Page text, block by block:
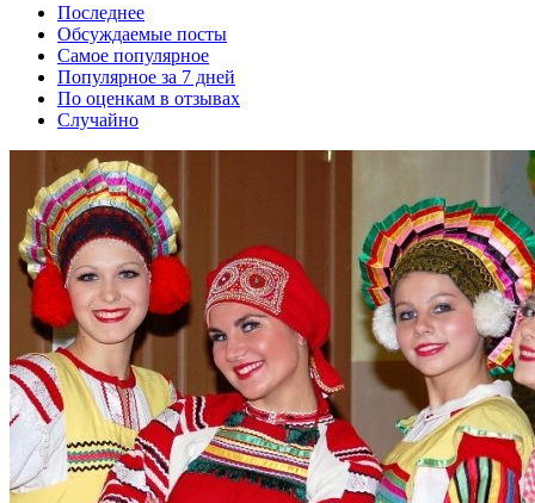
Последнее
Обсуждаемые посты
Самое популярное
Популярное за 7 дней
По оценкам в отзывах
Случайно